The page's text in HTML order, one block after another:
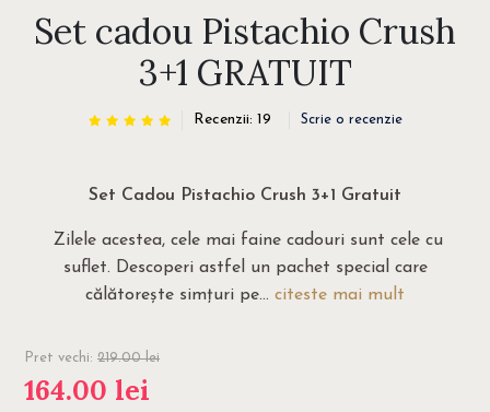
Set cadou Pistachio Crush
3+1 GRATUIT
Recenzii: 19 Scrie o recenzie
Set Cadou Pistachio Crush 3+1 Gratuit
Zilele acestea, cele mai faine cadouri sunt cele cu
suflet. Descoperi astfel un pachet special care
călătorește simțuri pe... citeste mai mult
Pret vechi: 219.00 lei
164.00 lei